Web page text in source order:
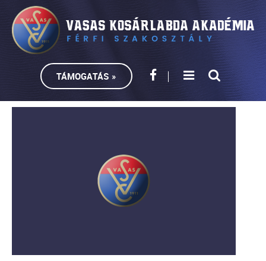
TÁMOGATÁS »